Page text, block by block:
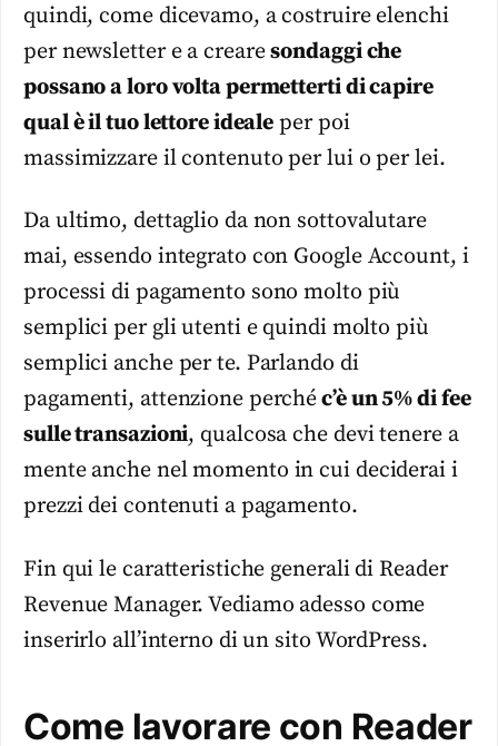
quindi, come dicevamo, a costruire elenchi
per newsletter e a crearesondaggi che
possano a loro volta permetterti di capire
qual è il tuo lettore ideale per poi
massimizzare il contenuto per lui o per lei.
Da ultimo, dettaglio da non sottovalutare
mai, essendo integrato con Google Account, i
processi di pagamento sono molto più
semplici per gli utenti e quindi molto più
semplici anche per te. Parlando di
pagamenti, attenzione perchéc’è un 5% di fee
sulle transazioni, qualcosa che devi tenere a
mente anche nel momento in cui deciderai i
prezzi dei contenuti a pagamento.
Fin qui le caratteristiche generali di Reader
Revenue Manager. Vediamo adesso come
inserirlo all’interno di un sito WordPress.
Come lavorare con Reader